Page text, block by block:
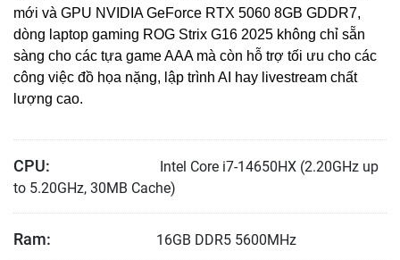
mới và GPU NVIDIA GeForce RTX 5060 8GB GDDR7,
dòng laptop gaming ROG Strix G16 2025 không chỉ sẵn
sàng cho các tựa game AAA mà còn hỗ trợ tối ưu cho các
công việc đồ họa nặng, lập trình AI hay livestream chất
lượng cao.
CPU:
Intel Core i7-14650HX (2.20GHz up
to 5.20GHz, 30MB Cache)
Ram: 16GB DDR5 5600MHz